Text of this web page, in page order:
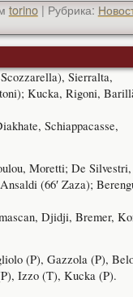
torino | Рубрика:
Sierralta,
Kucka, Rigoni,
Schiappacasse,
Moretti; De Silvestri,
(66′ Zaza);
Djidji, Bremer,
(P), Gazzola (P),
Izzo (T), Kucka (P).